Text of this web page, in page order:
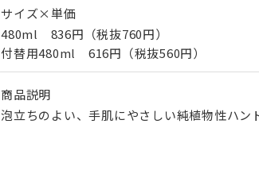
サイズ×単価
480ml 836円（税抜760円）
付替用480ml 616円（税抜560円）
商品説明
泡立ちのよい、手肌にやさしい純植物性ハン